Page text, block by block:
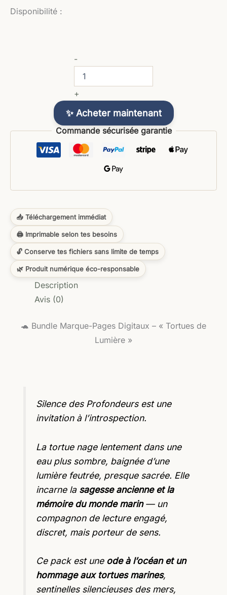
Disponibilité :
-
+
✨ Acheter maintenant
Commande sécurisée garantie
📥 Téléchargement immédiat
🖨️ Imprimable selon tes besoins
🔓 Conserve tes fichiers sans limite de temps
🌿 Produit numérique éco-responsable
Description
Avis (0)
🐢 Bundle Marque-Pages Digitaux – « Tortues de
Lumière »
Silence des Profondeurs est une
invitation à l’introspection.
La tortue nage lentement dans une
eau plus sombre, baignée d’une
lumière feutrée, presque sacrée. Elle
incarne la sagesse ancienne et la
mémoire du monde marin— un
compagnon de lecture engagé,
discret, mais porteur de sens.
Ce pack est une ode à l’océan et un
hommage aux tortues marines,
sentinelles silencieuses des mers,